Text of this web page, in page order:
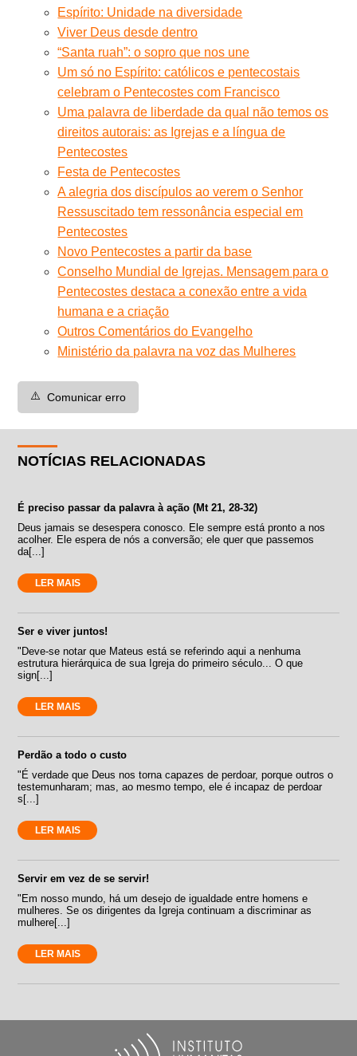
Espírito: Unidade na diversidade
Viver Deus desde dentro
“Santa ruah”: o sopro que nos une
Um só no Espírito: católicos e pentecostais
celebram o Pentecostes com Francisco
Uma palavra de liberdade da qual não temos os
direitos autorais: as Igrejas e a língua de
Pentecostes
Festa de Pentecostes
A alegria dos discípulos ao verem o Senhor
Ressuscitado tem ressonância especial em
Pentecostes
Novo Pentecostes a partir da base
Conselho Mundial de Igrejas. Mensagem para o
Pentecostes destaca a conexão entre a vida
humana e a criação
Outros Comentários do Evangelho
Ministério da palavra na voz das Mulheres
⚠️ Comunicar erro
NOTÍCIAS RELACIONADAS
É preciso passar da palavra à ação (Mt 21, 28-32)
Deus jamais se desespera conosco. Ele sempre está pronto a nos
acolher. Ele espera de nós a conversão; ele quer que passemos
da[...]
LER MAIS
Ser e viver juntos!
"Deve-se notar que Mateus está se referindo aqui a nenhuma
estrutura hierárquica de sua Igreja do primeiro século... O que
sign[...]
LER MAIS
Perdão a todo o custo
"É verdade que Deus nos torna capazes de perdoar, porque outros o
testemunharam; mas, ao mesmo tempo, ele é incapaz de perdoar
s[...]
LER MAIS
Servir em vez de se servir!
"Em nosso mundo, há um desejo de igualdade entre homens e
mulheres. Se os dirigentes da Igreja continuam a discriminar as
mulhere[...]
LER MAIS